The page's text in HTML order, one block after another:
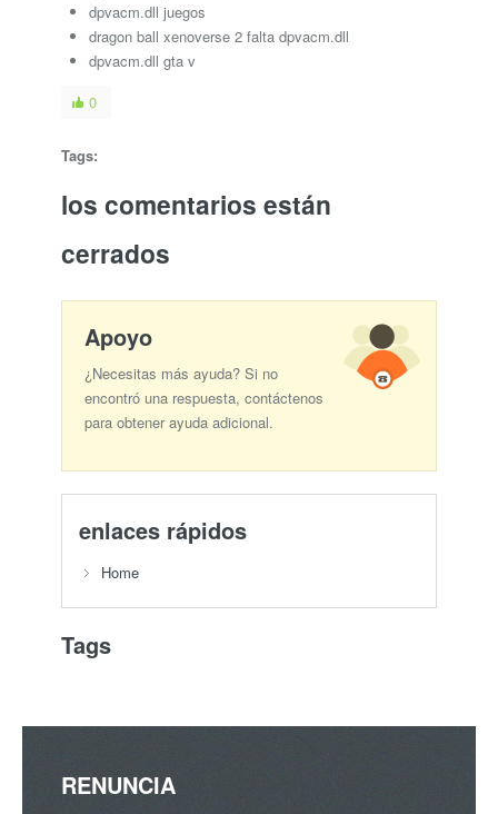
dpvacm.dll juegos
dragon ball xenoverse 2 falta dpvacm.dll
dpvacm.dll gta v
0
Tags:
los comentarios están
cerrados
Apoyo
¿Necesitas más ayuda? Si no
encontró una respuesta, contáctenos
para obtener ayuda adicional.
enlaces rápidos
Home
Tags
RENUNCIA